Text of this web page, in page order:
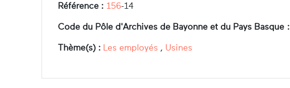
Référence : 156-14
Code du Pôle d'Archives de Bayonne et du Pays Basque :
Thème(s) : Les employés , Usines